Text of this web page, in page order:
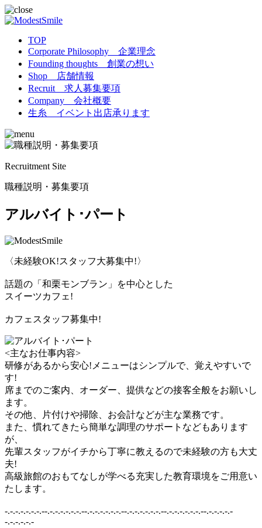
TOP
Corporate Philosophy 企業理念
Founding thoughts 創業の想い
Shop 店舗情報
Recruit 求人募集要項
Company 会社概要
生糸 イベント出店承ります
Recruitment Site
職種説明・募集要項
アルバイト･パート
〈未経験OK!スタッフ大募集中!〉
話題の「和栗モンブラン」を中心とした
スイーツカフェ!
カフェスタッフ募集中!
<主なお仕事内容>
研修があるから安心!メニューはシンプルで、覚えやすいで
す!
席までのご案内、オーダー、提供などの接客全般をお願いし
ます。
その他、片付けや掃除、お会計などが主な業務です。
また、慣れてきたら簡単な調理のサポートなどもあります
が、
先輩スタッフがイチから丁寧に教えるので未経験の方も大丈
夫!
高級旅館のおもてなしが学べる充実した教育環境をご用意い
たします。
-.-.-.-.-.-.-.--.-.-.-.-.-.-.--.-.-.-.-.-.-.--.-.-.-.-.-.-.--.-.-.-.-.-.-.--.-.-.-.-.-
-.-.-.-.-.-